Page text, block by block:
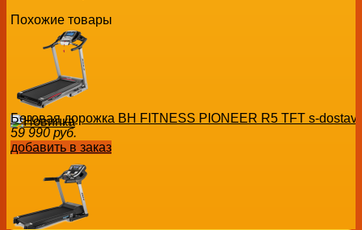
Похожие товары
Беговая дорожка BH FITNESS PIONEER R5 TFT s-
59 990 руб.
добавить в заказ